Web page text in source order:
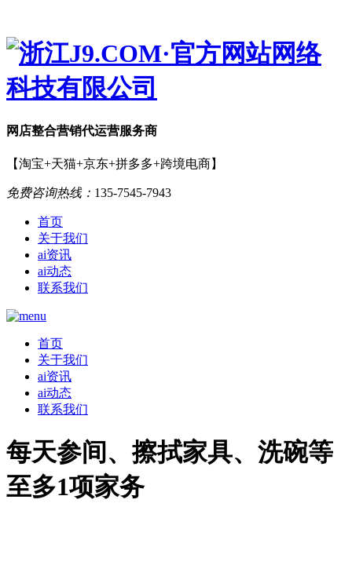
网店整合营销代运营服务商
【淘宝+天猫+京东+拼多多+跨境电商】
免费咨询热线： 135-7545-7943
首页
关于我们
ai资讯
ai动态
联系我们
首页
关于我们
ai资讯
ai动态
联系我们
每天参间、擦拭家具、洗碗等
至多1项家务